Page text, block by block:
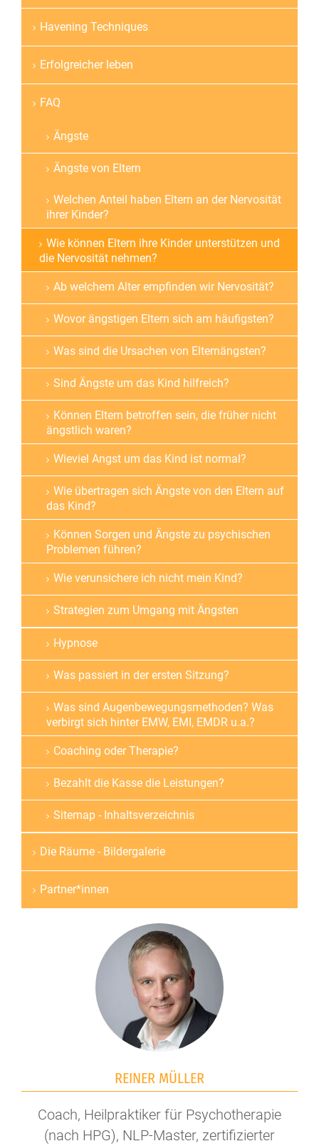
Havening Techniques
Erfolgreicher leben
FAQ
Ängste
Ängste von Eltern
Welchen Anteil haben Eltern an der Nervosität
ihrer Kinder?
Wie können Eltern ihre Kinder unterstützen und
die Nervosität nehmen?
Ab welchem Alter empfinden wir Nervosität?
Wovor ängstigen Eltern sich am häufigsten?
Was sind die Ursachen von Elternängsten?
Sind Ängste um das Kind hilfreich?
Können Eltern betroffen sein, die früher nicht
ängstlich waren?
Wieviel Angst um das Kind ist normal?
Wie übertragen sich Ängste von den Eltern auf
das Kind?
Können Sorgen und Ängste zu psychischen
Problemen führen?
Wie verunsichere ich nicht mein Kind?
Strategien zum Umgang mit Ängsten
Hypnose
Was passiert in der ersten Sitzung?
Was sind Augenbewegungsmethoden? Was
verbirgt sich hinter EMW, EMI, EMDR u.a.?
Coaching oder Therapie?
Bezahlt die Kasse die Leistungen?
Sitemap - Inhaltsverzeichnis
Die Räume - Bildergalerie
Partner*innen
REINER MÜLLER
Coach, Heilpraktiker für Psychotherapie
(nach HPG), NLP-Master, zertifizierter